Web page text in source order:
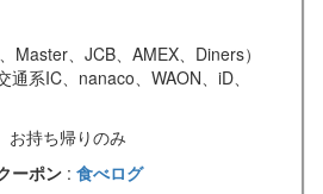
Master、JCB、AMEX、Diners）
通系IC、nanaco、WAON、iD、
お持ち帰りのみ
ーポン : 食べログ